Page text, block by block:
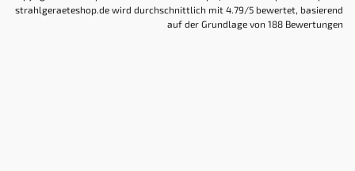
Copyright © Powerplustools GmbH -Sitemap|Prestashop Webshops
wird durchschnittlich mit4.79/5 bewertet, basierend